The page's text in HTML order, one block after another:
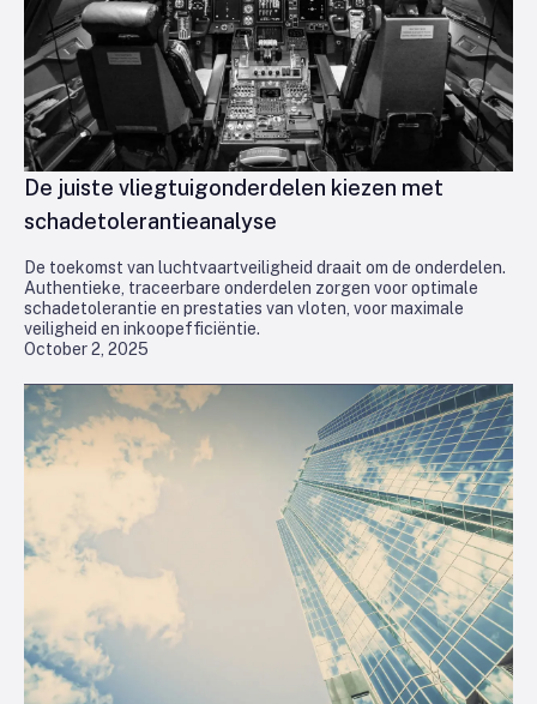
October 2, 2025
De juiste vliegtuigonderdelen kiezen met
schadetolerantieanalyse
De toekomst van luchtvaartveiligheid draait om de onderdelen.
Authentieke, traceerbare onderdelen zorgen voor optimale
schadetolerantie en prestaties van vloten, voor maximale
veiligheid en inkoopefficiëntie.